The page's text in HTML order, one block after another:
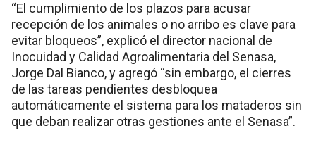
“El cumplimiento de los plazos para acusar
recepción de los animales o no arribo es clave para
evitar bloqueos”, explicó el director nacional de
Inocuidad y Calidad Agroalimentaria del Senasa,
Jorge Dal Bianco, y agregó “sin embargo, el cierres
de las tareas pendientes desbloquea
automáticamente el sistema para los mataderos sin
que deban realizar otras gestiones ante el Senasa”.